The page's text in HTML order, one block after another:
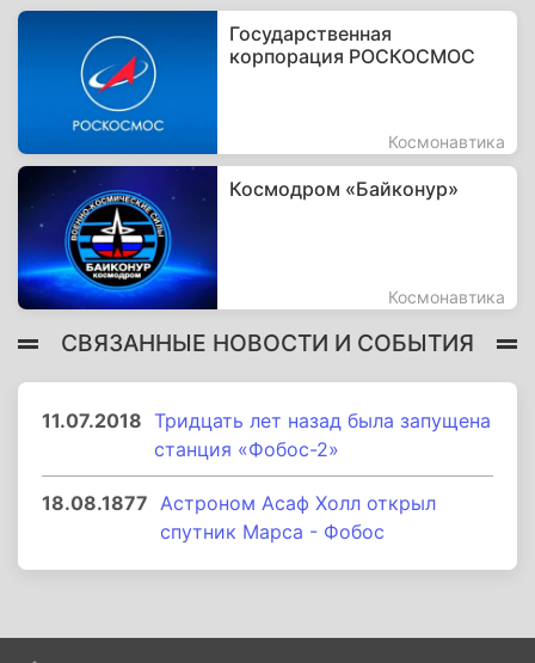
Государственная
корпорация РОСКОСМОС
Космонавтика
Космодром «Байконур»
Космонавтика
СВЯЗАННЫЕ НОВОСТИ И СОБЫТИЯ
11.07.2018 Тридцать лет назад была запущена
станция «Фобос-2»
18.08.1877 Астроном Асаф Холл открыл
спутник Марса - Фобос